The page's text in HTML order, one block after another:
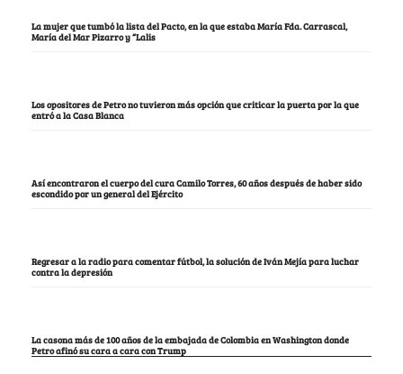
La mujer que tumbó la lista del Pacto, en la que estaba María Fda. Carrascal,
María del Mar Pizarro y “Lalis
Los opositores de Petro no tuvieron más opción que criticar la puerta por la que
entró a la Casa Blanca
Así encontraron el cuerpo del cura Camilo Torres, 60 años después de haber sido
escondido por un general del Ejército
Regresar a la radio para comentar fútbol, la solución de Iván Mejía para luchar
contra la depresión
La casona más de 100 años de la embajada de Colombia en Washington donde
Petro afinó su cara a cara con Trump